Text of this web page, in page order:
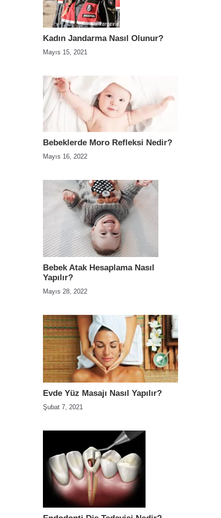
Kadın Jandarma Nasıl Olunur?
Mayıs 15, 2021
Bebeklerde Moro Refleksi Nedir?
Mayıs 16, 2022
Bebek Atak Hesaplama Nasıl
Yapılır?
Mayıs 28, 2022
Evde Yüz Masajı Nasıl Yapılır?
Şubat 7, 2021